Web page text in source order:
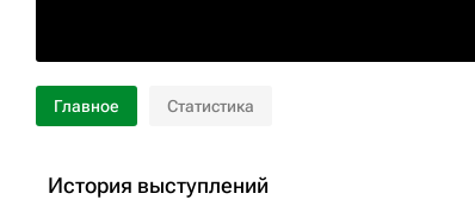
Главное Статистика
История выступлений